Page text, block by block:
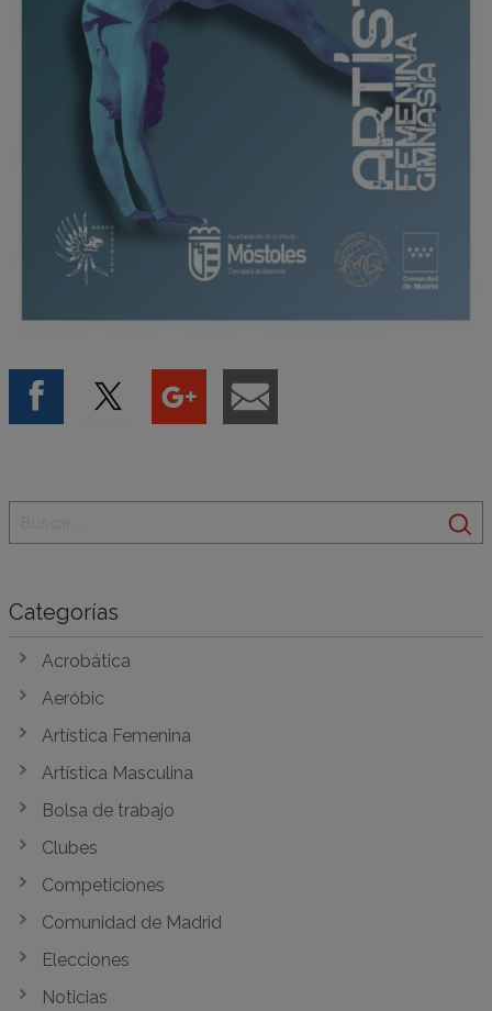
Categorías
Acrobática
Aeróbic
Artística Femenina
Artística Masculina
Bolsa de trabajo
Clubes
Competiciones
Comunidad de Madrid
Elecciones
Noticias